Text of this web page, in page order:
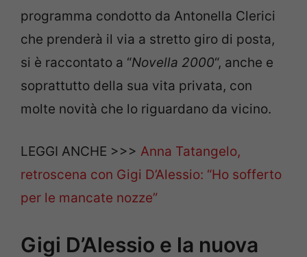
programma condotto da Antonella Clerici
che prenderà il via a stretto giro di posta,
si è raccontato a “Novella 2000“, anche e
soprattutto della sua vita privata, con
molte novità che lo riguardano da vicino.
LEGGI ANCHE >>> Anna Tatangelo,
retroscena con Gigi D’Alessio: “Ho sofferto
per le mancate nozze”
Gigi D’Alessio e la nuova